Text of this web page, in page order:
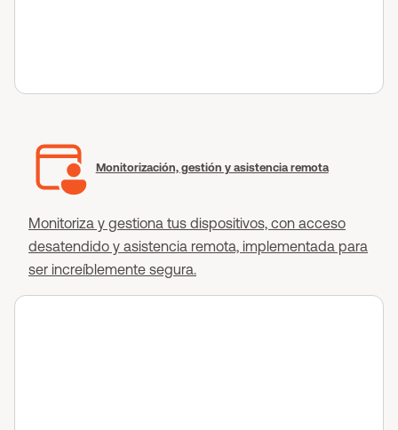
Monitorización, gestión y asistencia remota
Monitoriza y gestiona tus dispositivos, con acceso
desatendido y asistencia remota, implementada para
ser increíblemente segura.